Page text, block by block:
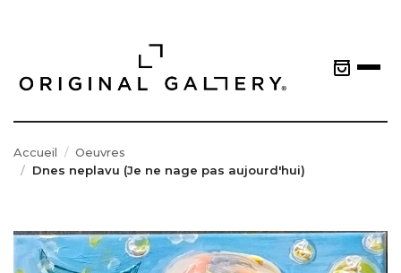
Accueil
Oeuvres
Dnes neplavu (Je ne nage pas aujourd'hui)